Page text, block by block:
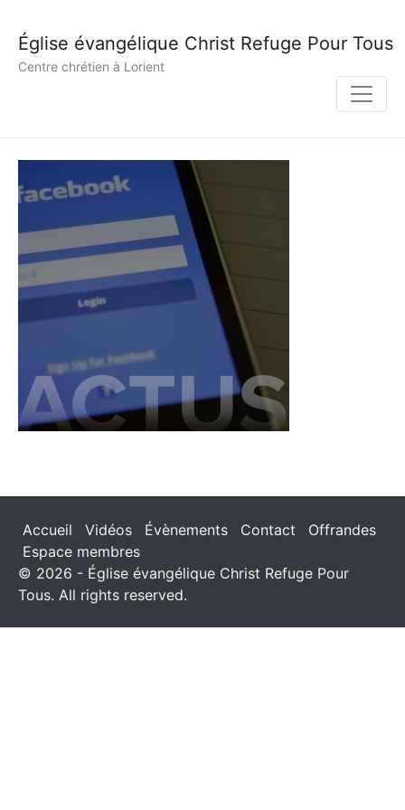
Église évangélique Christ Refuge Pour Tous
Centre chrétien à Lorient
Accueil Vidéos Évènements Contact
Offrandes
Espace membres
© 2026 - Église évangélique Christ Refuge Pour
Tous. All rights reserved.